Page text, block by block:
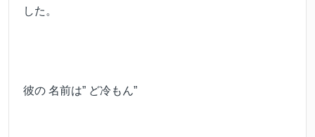
した。
彼の 名前は” ど冷もん”